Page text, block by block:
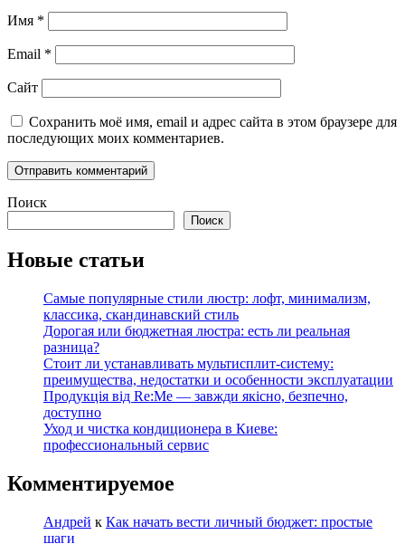
Имя *
Email *
Сайт
Сохранить моё имя, email и адрес сайта в этом браузере для
последующих моих комментариев.
Поиск
Поиск
Новые статьи
Самые популярные стили люстр: лофт, минимализм,
классика, скандинавский стиль
Дорогая или бюджетная люстра: есть ли реальная
разница?
Стоит ли устанавливать мультисплит-систему:
преимущества, недостатки и особенности эксплуатации
Продукція від Re:Me — завжди якісно, безпечно,
доступно
Уход и чистка кондиционера в Киеве:
профессиональный сервис
Комментируемое
Андрей к Как начать вести личный бюджет: простые
шаги